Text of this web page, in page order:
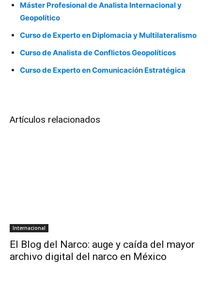
Máster Profesional de Analista Internacional y
Geopolítico
Curso de Experto en Diplomacia y Multilateralismo
Curso de Analista de Conflictos Geopolíticos
Curso de Experto en Comunicación Estratégica
Artículos relacionados
Internacional
El Blog del Narco: auge y caída del mayor
archivo digital del narco en México